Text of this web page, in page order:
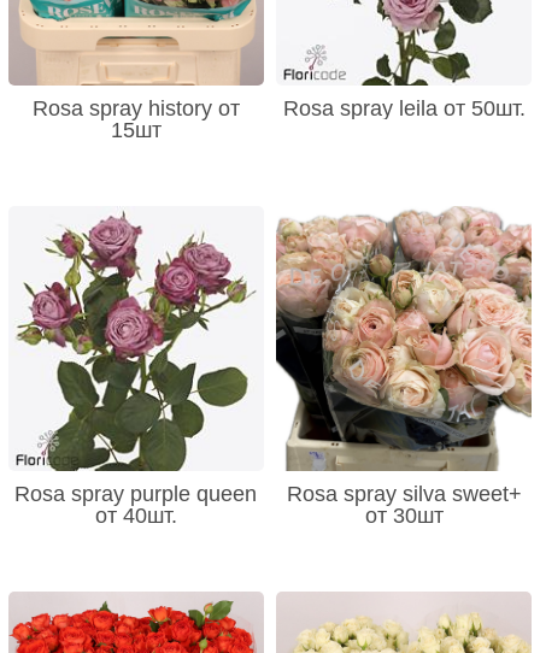
Rosa spray history от
15шт
Rosa spray leila от 50шт.
Rosa spray purple queen
от 40шт.
Rosa spray silva sweet+
от 30шт